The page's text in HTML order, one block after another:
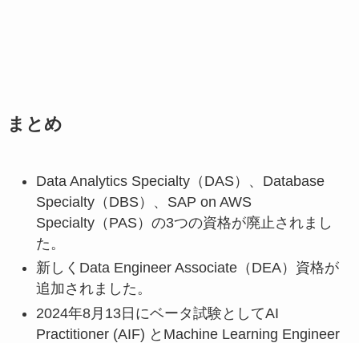
まとめ
Data Analytics Specialty（DAS）、Database
Specialty（DBS）、SAP on AWS
Specialty（PAS）の3つの資格が廃止されまし
た。
新しくData Engineer Associate（DEA）資格が
追加されました。
2024年8月13日にベータ試験としてAI
Practitioner (AIF) とMachine Learning Engineer